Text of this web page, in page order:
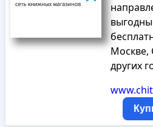
Москве,
других